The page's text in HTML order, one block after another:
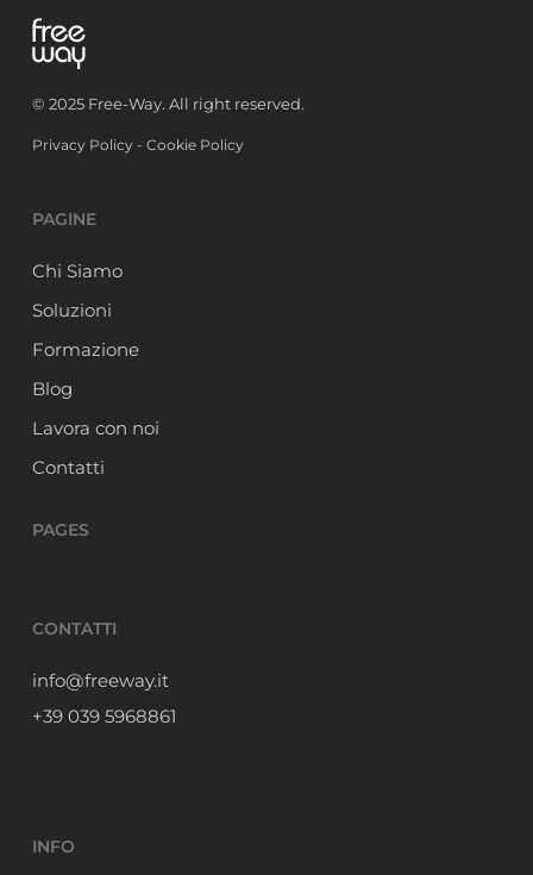
© 2025 Free-Way. All right reserved.
Privacy Policy- Cookie Policy
PAGINE
Chi Siamo
Soluzioni
Formazione
Blog
Lavora con noi
Contatti
PAGES
CONTATTI
info@freeway.it
+39 039 5968861
INFO